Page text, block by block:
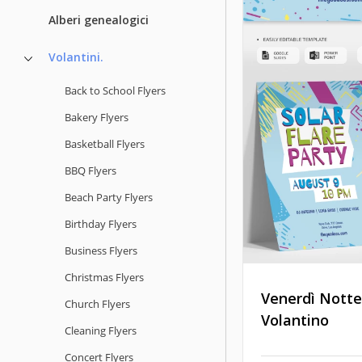
Alberi genealogici
Volantini.
Back to School Flyers
Bakery Flyers
Basketball Flyers
BBQ Flyers
Beach Party Flyers
Birthday Flyers
Business Flyers
Christmas Flyers
Church Flyers
Cleaning Flyers
Concert Flyers
Venerdì
Volantino